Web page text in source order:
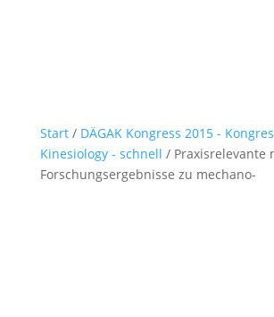
Start/ DÄGAK Kongress 2015 -
Kinesiology - schnell / Praxisrelevante
Forschungsergebnisse zu mechano-